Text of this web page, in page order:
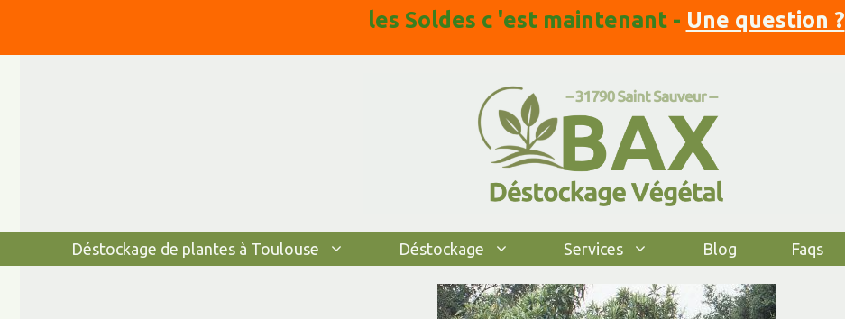
les Soldes c 'est maintenant - Une question ?
Déstockage de plantes à Toulouse Déstockage Services Blog Faqs